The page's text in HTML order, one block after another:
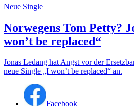
Neue Single
Norwegens Tom Petty?
won’t be replaced“
Jonas Ledang hat Angst vor der
neue Single „I won’t be replaced“ an.
Facebook